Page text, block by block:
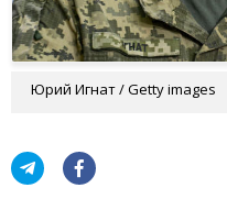
Юрий Игнат / Getty images